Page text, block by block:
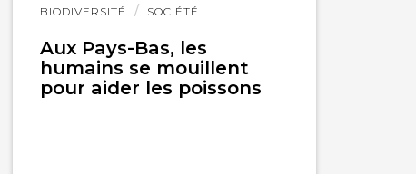
BIODIVERSITÉ SOCIÉTÉ
Aux Pays-Bas, les
humains se mouillent
pour aider les poissons
Lire